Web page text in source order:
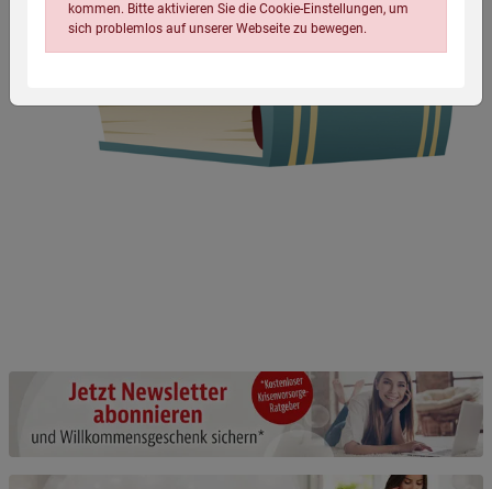
kommen. Bitte aktivieren Sie die Cookie-Einstellungen, um
sich problemlos auf unserer Webseite zu bewegen.
Beschreibung Notwendige Cookies
Cookie-Informationenanzeigen